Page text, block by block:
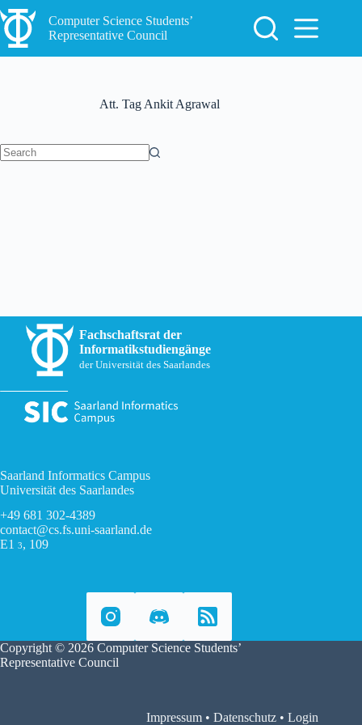
Skip
to
content
Computer Science Students’
Representative Council
Att. TagAnkit Agrawal
Fachschaftsrat der
Informatikstudiengänge
der Universität des Saarlandes
Saarland Informatics Campus
Universität des Saarlandes
+49 681 302-4389
contact@cs.fs.uni-saarland.de
E1 3, 109
Copyright © 2026 Computer Science Students’
Representative Council
Impressum •Datenschutz •Login